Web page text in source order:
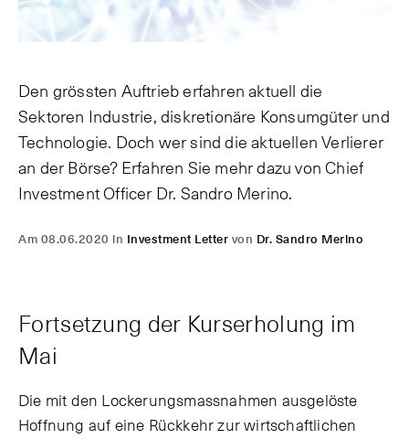
Den grössten Auftrieb erfahren aktuell die
Sektoren Industrie, diskretionäre Konsumgüter und
Technologie. Doch wer sind die aktuellen Verlierer
an der Börse? Erfahren Sie mehr dazu von Chief
Investment Officer Dr. Sandro Merino.
Am 08.06.2020 in Investment Letter von Dr. Sandro Merino
Fortsetzung der Kurserholung im
Mai
Die mit den Lockerungsmassnahmen ausgelöste
Hoffnung auf eine Rückkehr zur wirtschaftlichen